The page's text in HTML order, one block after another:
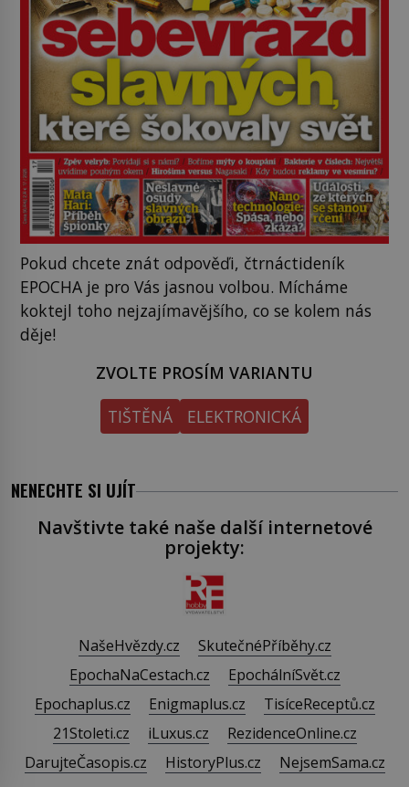
Pokud chcete znát odpověďi, čtrnáctideník
EPOCHA je pro Vás jasnou volbou. Mícháme
koktejl toho nejzajímavějšího, co se kolem nás
děje!
ZVOLTE PROSÍM VARIANTU
TIŠTĚNÁ
ELEKTRONICKÁ
NENECHTE SI UJÍT
Navštivte také naše další internetové
projekty:
NašeHvězdy.cz
SkutečnéPříběhy.cz
EpochaNaCestach.cz
EpochálníSvět.cz
Epochaplus.cz
Enigmaplus.cz
TisíceReceptů.cz
21Stoleti.cz
iLuxus.cz
RezidenceOnline.cz
DarujteČasopis.cz
HistoryPlus.cz NejsemSama.cz